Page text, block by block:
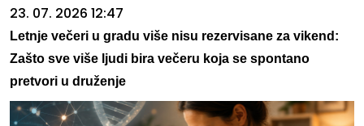
23. 07. 2026 12:47
Letnje večeri u gradu više nisu rezervisane za vikend:
Zašto sve više ljudi bira večeru koja se spontano
pretvori u druženje